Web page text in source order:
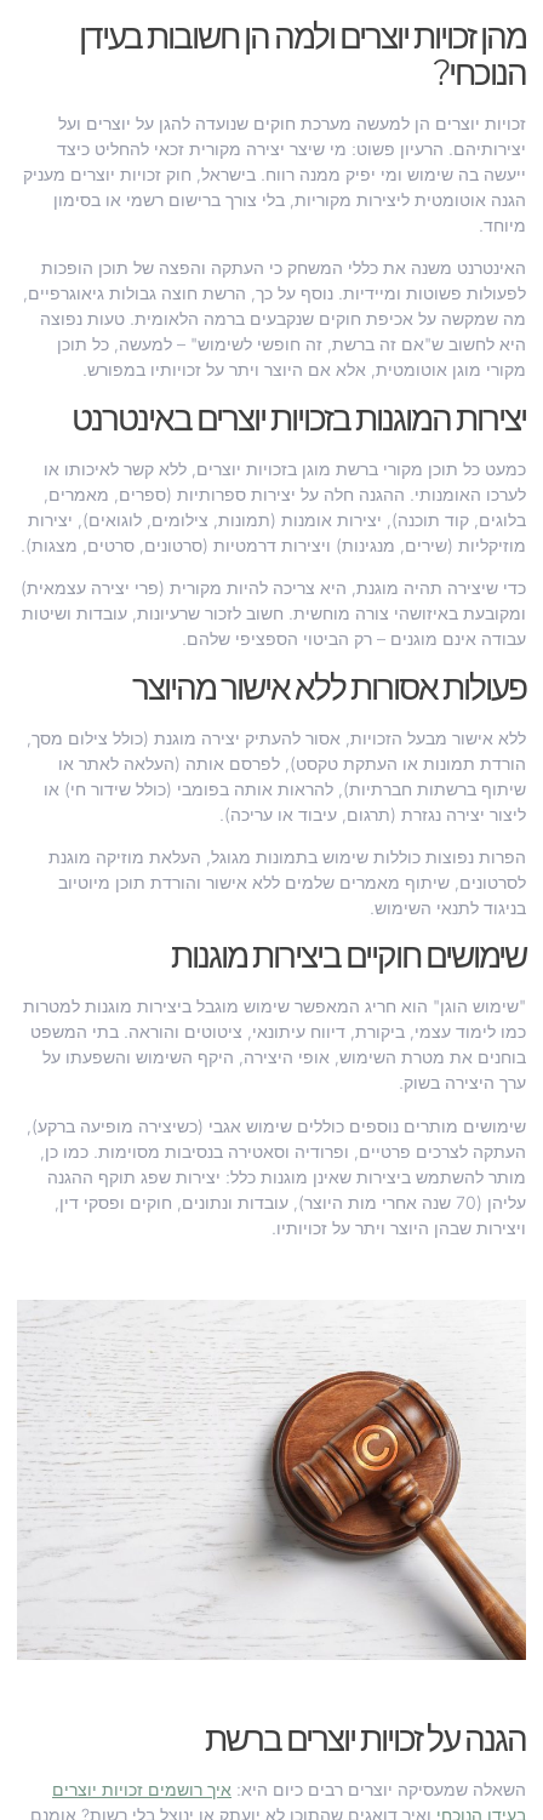
מהן זכויות יוצרים ולמה הן חשובות בעידן
הנוכחי?
זכויות יוצרים הן למעשה מערכת חוקים שנועדה להגן על יוצרים ועל
יצירותיהם. הרעיון פשוט: מי שיצר יצירה מקורית זכאי להחליט כיצד
ייעשה בה שימוש ומי יפיק ממנה רווח. בישראל, חוק זכויות יוצרים מעניק
הגנה אוטומטית ליצירות מקוריות, בלי צורך ברישום רשמי או בסימון
מיוחד.
האינטרנט משנה את כללי המשחק כי העתקה והפצה של תוכן הופכות
לפעולות פשוטות ומיידיות. נוסף על כך, הרשת חוצה גבולות גיאוגרפיים,
מה שמקשה על אכיפת חוקים שנקבעים ברמה הלאומית. טעות נפוצה
היא לחשוב ש"אם זה ברשת, זה חופשי לשימוש" – למעשה, כל תוכן
מקורי מוגן אוטומטית, אלא אם היוצר ויתר על זכויותיו במפורש.
יצירות המוגנות בזכויות יוצרים באינטרנט
כמעט כל תוכן מקורי ברשת מוגן בזכויות יוצרים, ללא קשר לאיכותו או
לערכו האומנותי. ההגנה חלה על יצירות ספרותיות (ספרים, מאמרים,
בלוגים, קוד תוכנה), יצירות אומנות (תמונות, צילומים, לוגואים), יצירות
מוזיקליות (שירים, מנגינות) ויצירות דרמטיות (סרטונים, סרטים, מצגות).
כדי שיצירה תהיה מוגנת, היא צריכה להיות מקורית (פרי יצירה עצמאית)
ומקובעת באיזושהי צורה מוחשית. חשוב לזכור שרעיונות, עובדות ושיטות
עבודה אינם מוגנים – רק הביטוי הספציפי שלהם.
פעולות אסורות ללא אישור מהיוצר
ללא אישור מבעל הזכויות, אסור להעתיק יצירה מוגנת (כולל צילום מסך,
הורדת תמונות או העתקת טקסט), לפרסם אותה (העלאה לאתר או
שיתוף ברשתות חברתיות), להראות אותה בפומבי (כולל שידור חי) או
ליצור יצירה נגזרת (תרגום, עיבוד או עריכה).
הפרות נפוצות כוללות שימוש בתמונות מגוגל, העלאת מוזיקה מוגנת
לסרטונים, שיתוף מאמרים שלמים ללא אישור והורדת תוכן מיוטיוב
בניגוד לתנאי השימוש.
שימושים חוקיים ביצירות מוגנות
"שימוש הוגן" הוא חריג המאפשר שימוש מוגבל ביצירות מוגנות למטרות
כמו לימוד עצמי, ביקורת, דיווח עיתונאי, ציטוטים והוראה. בתי המשפט
בוחנים את מטרת השימוש, אופי היצירה, היקף השימוש והשפעתו על
ערך היצירה בשוק.
שימושים מותרים נוספים כוללים שימוש אגבי (כשיצירה מופיעה ברקע),
העתקה לצרכים פרטיים, ופרודיה וסאטירה בנסיבות מסוימות. כמו כן,
מותר להשתמש ביצירות שאינן מוגנות כלל: יצירות שפג תוקף ההגנה
עליהן (70 שנה אחרי מות היוצר), עובדות ונתונים, חוקים ופסקי דין,
ויצירות שבהן היוצר ויתר על זכויותיו.
הגנה על זכויות יוצרים ברשת
השאלה שמעסיקה יוצרים רבים כיום היא: איך רושמים זכויות יוצרים
בעידן הנוכחי ואיך דואגים שהתוכן לא יועתק או ינוצל בלי רשות? אומנם